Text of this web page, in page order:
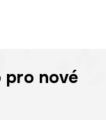
pro nové